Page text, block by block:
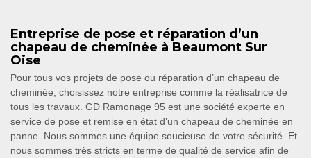
Entreprise de pose et réparation d’un
chapeau de cheminée à Beaumont Sur
Oise
Pour tous vos projets de pose ou réparation d’un chapeau de
cheminée, choisissez notre entreprise comme la réalisatrice de
tous les travaux. GD Ramonage 95 est une société experte en
service de pose et remise en état d’un chapeau de cheminée en
panne. Nous sommes une équipe soucieuse de votre sécurité. Et
nous sommes très stricts en terme de qualité de service afin de